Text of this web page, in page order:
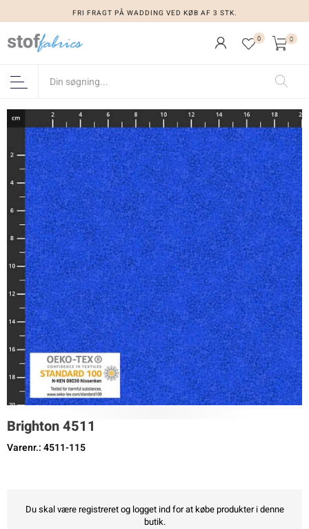
FRI FRAGT PÅ WADDING VED KØB AF 3 STK.
0 0
Brighton 4511
Varenr.: 4511-115
Du skal være registreret og logget ind for at købe produkter i denne
butik.